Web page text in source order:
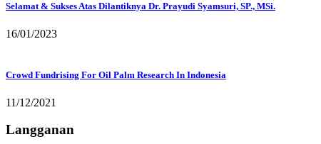
Selamat & Sukses Atas Dilantiknya Dr. Prayudi Syamsuri, SP., MSi.
16/01/2023
Crowd Fundrising For Oil Palm Research In Indonesia
11/12/2021
Langganan